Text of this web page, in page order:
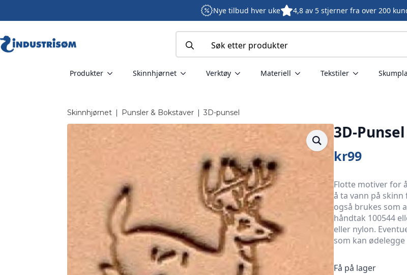
Nye tilbud hver uke 4,8 av 5 stjerner fra over 200
for:
Produkter Skinnhjørnet Verktøy Materiell Tekstiler
Skinnhjørnet | Punsler & Bokstaver | 3D-punsel
3D-
kr99
Flotte motiver for
å ta vann på
også brukes som
håndtak 100544
eller nylon.
som kan
Få på lager